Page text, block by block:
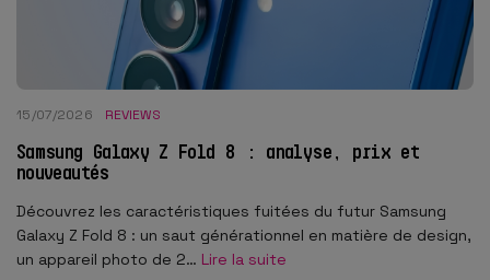
15/07/2026 REVIEWS
Samsung Galaxy Z Fold 8 : analyse, prix et
nouveautés
Découvrez les caractéristiques fuitées du futur Samsung
Galaxy Z Fold 8 : un saut générationnel en matière de design,
un appareil photo de 2… Lire la suite